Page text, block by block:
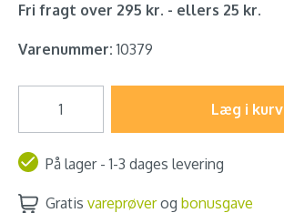
Fri fragt over 295 kr. - ellers 25 kr.
Varenummer: 10379
Læg i kurv
På lager - 1-3 dages levering
Gratis vareprøverog bonusgave